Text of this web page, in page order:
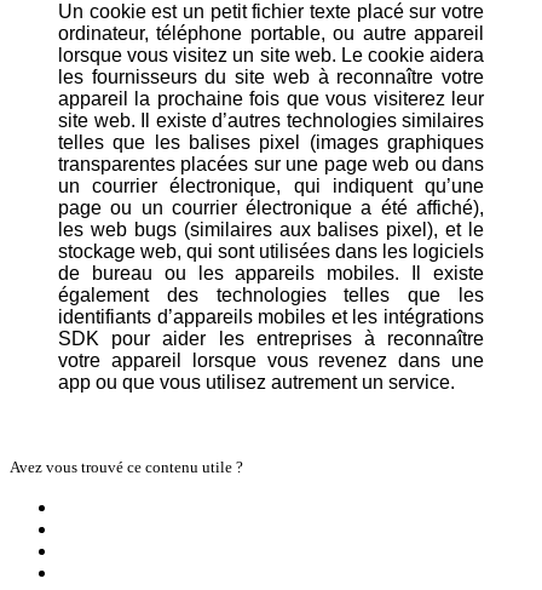
Un cookie est un petit fichier texte placé sur votre
ordinateur, téléphone portable, ou autre appareil
lorsque vous visitez un site web. Le cookie aidera
les fournisseurs du site web à reconnaître votre
appareil la prochaine fois que vous visiterez leur
site web. Il existe d’autres technologies similaires
telles que les balises pixel (images graphiques
transparentes placées sur une page web ou dans
un courrier électronique, qui indiquent qu’une
page ou un courrier électronique a été affiché),
les web bugs (similaires aux balises pixel), et le
stockage web, qui sont utilisées dans les logiciels
de bureau ou les appareils mobiles. Il existe
également des technologies telles que les
identifiants d’appareils mobiles et les intégrations
SDK pour aider les entreprises à reconnaître
votre appareil lorsque vous revenez dans une
app ou que vous utilisez autrement un service.
Avez vous trouvé ce contenu utile ?